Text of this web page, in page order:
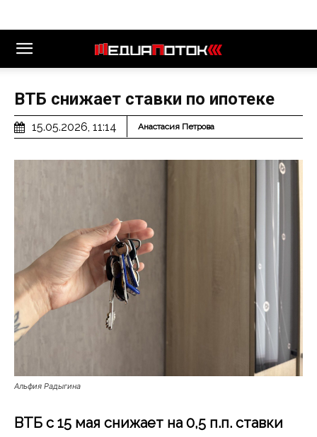
ВТБ снижает ставки по ипотеке
15.05.2026, 11:14 Анастасия Петрова
Альфия Радыгина
ВТБ с 15 мая снижает на 0,5 п.п. ставки